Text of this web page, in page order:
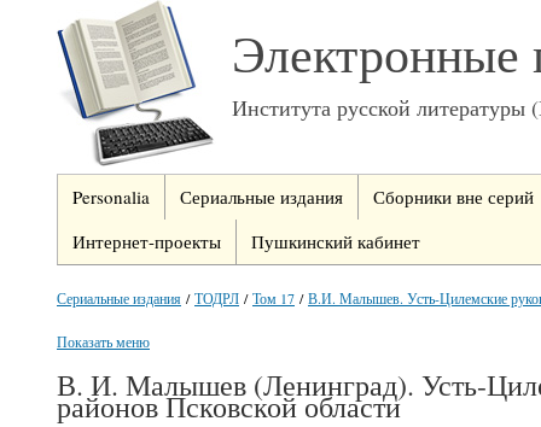
Электронные
Института русской
Personalia Сериальные издания
Сборники вне серий
Интернет-проекты
Пушкинский кабинет
Сериальные издания /ТОДРЛ /Том 17 /В.И. Малышев. Усть-Цилемские
Показать меню
В. И. Малышев (Ленинград). Усть-
районов Псковской области